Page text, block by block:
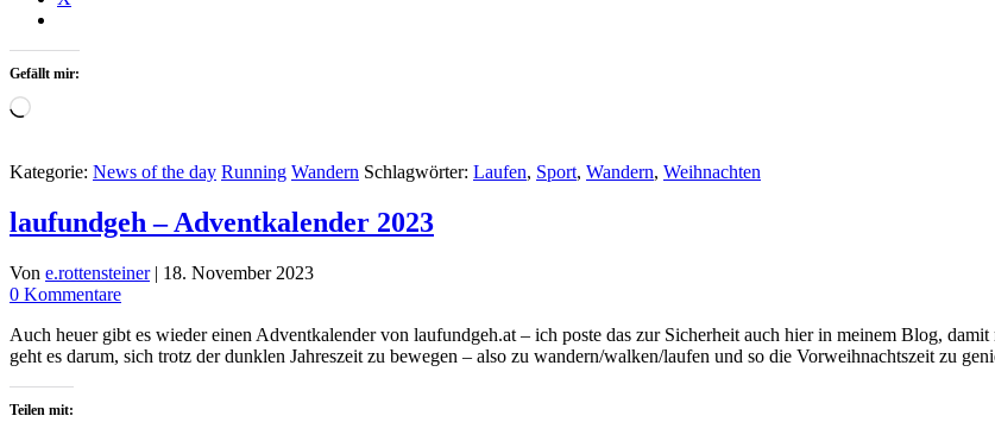
Gefällt mir:
Wird
Kategorie: News of the day Running Wandern Schlagwörter: Laufen, Sport, Wandern, Weihnachten
laufundgeh – Adventkalender 2023
Von e.rottensteiner | 18. November 2023
0 Kommentare
Auch heuer gibt es wieder einen Adventkalender von laufundgeh.at – ich poste das zur Sicherheit auch hier in meinem Blog,
geht es darum, sich trotz der dunklen Jahreszeit zu bewegen – also zu wandern/walken/laufen und so die Vorweihnachtszeit zu
Teilen mit: